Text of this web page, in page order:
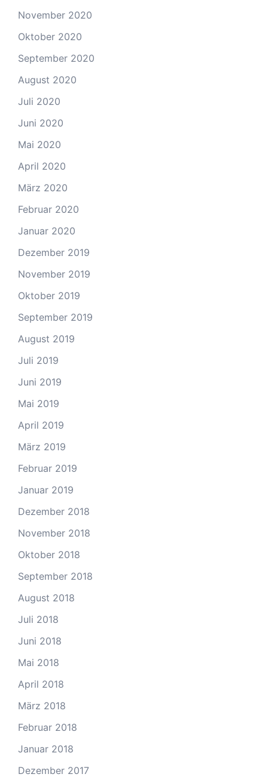
November 2020
Oktober 2020
September 2020
August 2020
Juli 2020
Juni 2020
Mai 2020
April 2020
März 2020
Februar 2020
Januar 2020
Dezember 2019
November 2019
Oktober 2019
September 2019
August 2019
Juli 2019
Juni 2019
Mai 2019
April 2019
März 2019
Februar 2019
Januar 2019
Dezember 2018
November 2018
Oktober 2018
September 2018
August 2018
Juli 2018
Juni 2018
Mai 2018
April 2018
März 2018
Februar 2018
Januar 2018
Dezember 2017